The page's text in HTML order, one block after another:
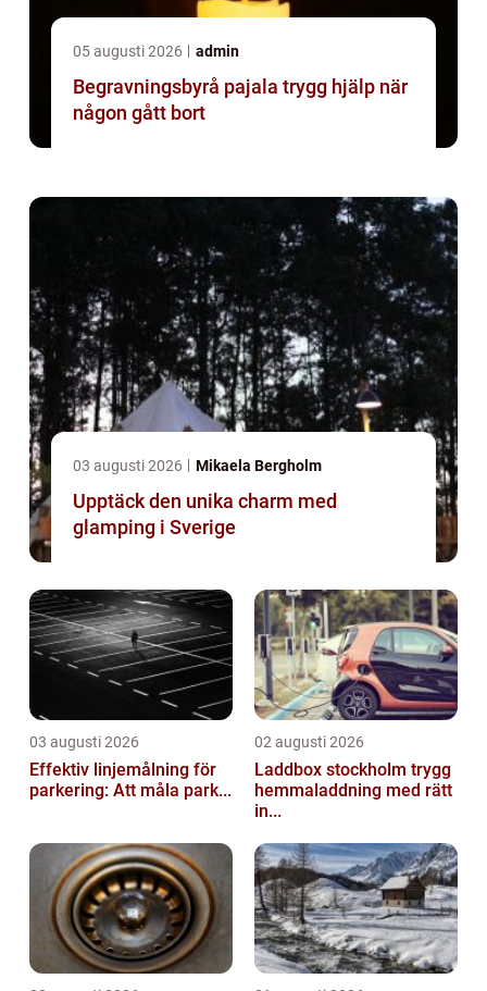
05 augusti 2026 admin
Begravningsbyrå pajala trygg hjälp när
någon gått bort
03 augusti 2026 Mikaela Bergholm
Upptäck den unika charm med
glamping i Sverige
03 augusti 2026
Effektiv linjemålning för
parkering: Att måla park...
02 augusti 2026
Laddbox stockholm trygg
hemmaladdning med rätt
in...